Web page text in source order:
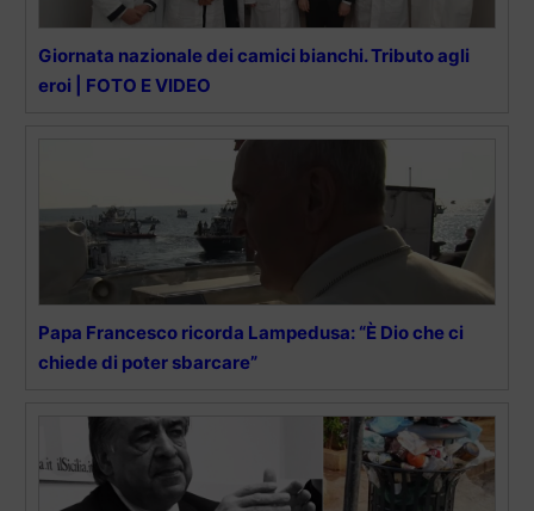
Giornata nazionale dei camici bianchi. Tributo agli
eroi | FOTO E VIDEO
Papa Francesco ricorda Lampedusa: “È Dio che ci
chiede di poter sbarcare”